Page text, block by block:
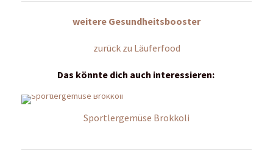
weitere Gesundheitsbooster
zurück zu Läuferfood
Das könnte dich auch interessieren:
Sportlergemüse Brokkoli